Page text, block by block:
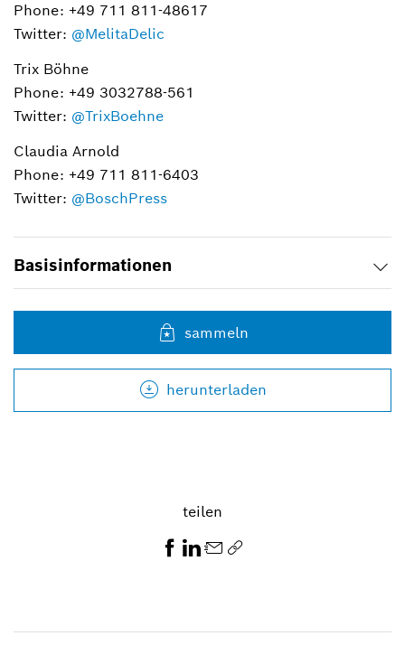
Phone: +49 711 811-48617
Twitter: @MelitaDelic
Trix Böhne
Phone: +49 3032788-561
Twitter: @TrixBoehne
Claudia Arnold
Phone: +49 711 811-6403
Twitter: @BoschPress
Basisinformationen
sammeln
herunterladen
teilen